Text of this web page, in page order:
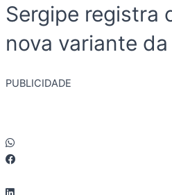
Sergipe registra
nova variante
PUBLICIDADE